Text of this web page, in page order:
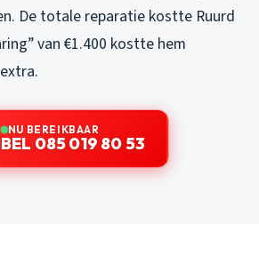
De totale reparatie kostte Ruurd
van €1.400 kostte hem
NU BEREIKBAAR
BEL 085 019 80 53